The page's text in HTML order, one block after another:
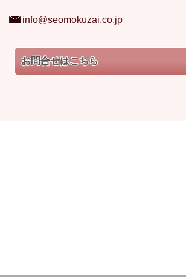
info@seomokuzai.co.jp
お問合せはこちら